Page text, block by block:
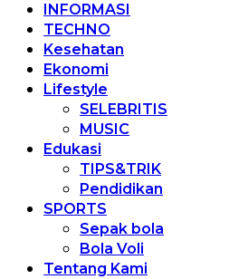
INFORMASI
TECHNO
Kesehatan
Ekonomi
Lifestyle
SELEBRITIS
MUSIC
Edukasi
TIPS&TRIK
Pendidikan
SPORTS
Sepak bola
Bola Voli
Tentang Kami